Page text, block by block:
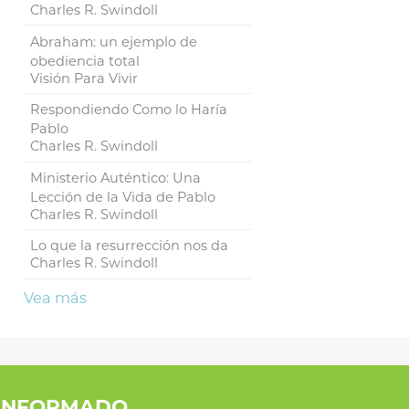
Charles R. Swindoll
Abraham: un ejemplo de
obediencia total
Visión Para Vivir
Respondiendo Como lo Haría
Pablo
Charles R. Swindoll
Ministerio Auténtico: Una
Lección de la Vida de Pablo
Charles R. Swindoll
Lo que la resurrección nos da
Charles R. Swindoll
Vea más